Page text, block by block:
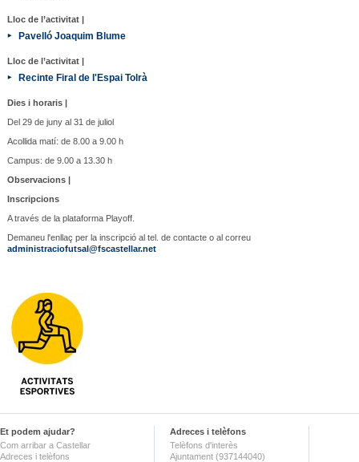
Lloc de l’activitat |
Pavelló Joaquim Blume
Lloc de l’activitat |
Recinte Firal de l'Espai Tolrà
Dies i horaris |
Del 29 de juny al 31 de juliol
Acollida matí: de 8.00 a 9.00 h
Campus: de 9.00 a 13.30 h
Observacions |
Inscripcions
A través de la plataforma Playoff.
Demaneu l'enllaç per la inscripció al tel. de contacte o al correu
administraciofutsal@fscastellar.net
Et podem ajudar?
Com arribar a Castellar
Adreces i telèfons
Adreces i telèfons
Telèfons d'interès
Ajuntament (937144040)